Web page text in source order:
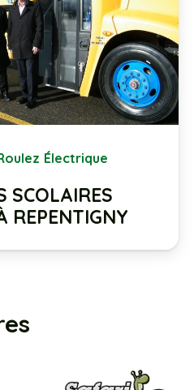
Électrique
SCOLAIRES
REPENTIGNY